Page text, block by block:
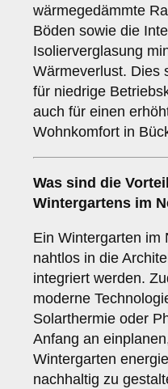
wärmegedämmte
Böden sowie die
Isolierverglasung
Wärmeverlust. Dies
für niedrige
auch für einen
Wohnkomfort in
Was sind die
Wintergartens im
Ein Wintergarten im
nahtlos in die
integriert werden.
moderne
Solarthermie oder
Anfang an
Wintergarten
nachhaltig zu